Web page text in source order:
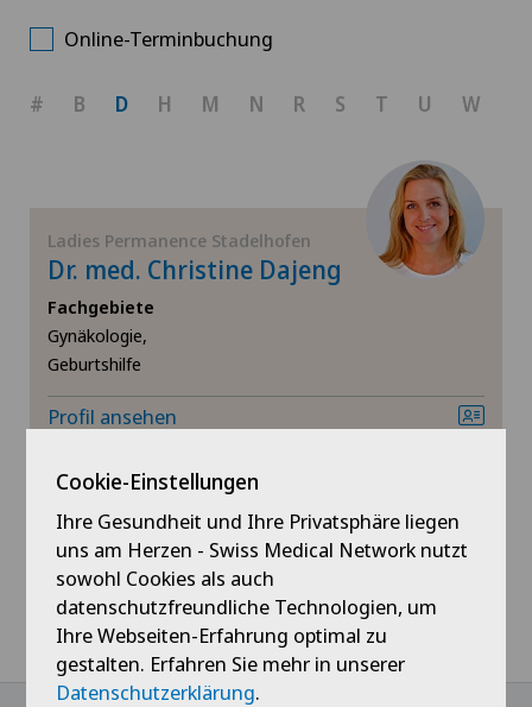
Online-Terminbuchung
# B D H M N R S T U W
Ladies Permanence Stadelhofen
Dr. med. Christine Dajeng
Fachgebiete
Gynäkologie,
Geburtshilfe
Profil ansehen
Cookie-Einstellungen
Ihre Gesundheit und Ihre Privatsphäre liegen
uns am Herzen - Swiss Medical Network nutzt
sowohl Cookies als auch
datenschutzfreundliche Technologien, um
Ihre Webseiten-Erfahrung optimal zu
gestalten. Erfahren Sie mehr in unserer
Datenschutzerklärung.